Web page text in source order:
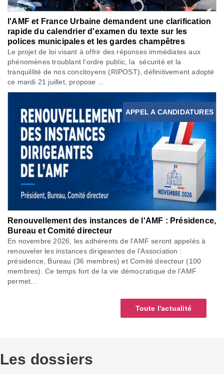
l'AMF et France Urbaine demandent une clarification
rapide du calendrier d'examen du texte sur les
polices municipales et les gardes champêtres
Le projet de loi visant à offrir des réponses immédiates aux
phénomènes troublant l’ordre public, la sécurité et la
tranquillité de nos concitoyens (RIPOST), définitivement adopté
ce mardi 21 juillet, propose ...
APPEL A CANDIDATURES
Renouvellement des instances de l'AMF : Présidence,
Bureau et Comité directeur
En novembre 2026, les adhérents de l'AMF seront appelés à
renouveler les instances dirigeantes de l’Association :
présidence, Bureau (36 membres) et Comité directeur (100
membres). Ce temps fort de la vie démocratique de l’AMF
permet...
Toute l'actualité
Les dossiers